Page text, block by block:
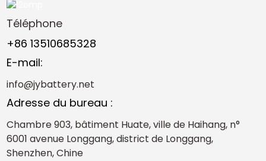
Téléphone
+86 13510685328
E-mail:
info@jybattery.net
Adresse du bureau :
Chambre 903, bâtiment Huate, ville de Haihang, n°
6001 avenue Longgang, district de Longgang,
Shenzhen, Chine